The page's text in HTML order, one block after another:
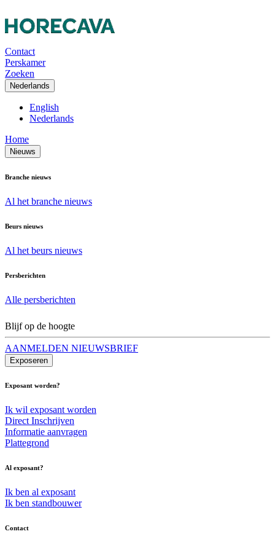
Contact
Perskamer
Zoeken
Nederlands
English
Nederlands
Home
Nieuws
Branche nieuws
Al het branche nieuws
Beurs nieuws
Al het beurs nieuws
Persberichten
Alle persberichten
Blijf op de hoogte
AANMELDEN NIEUWSBRIEF
Exposeren
Exposant worden?
Ik wil exposant worden
Direct Inschrijven
Informatie aanvragen
Plattegrond
Al exposant?
Ik ben al exposant
Ik ben standbouwer
Contact